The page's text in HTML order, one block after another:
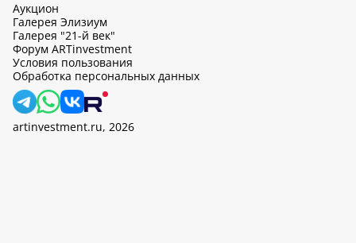
Аукцион
Галерея Элизиум
Галерея "21-й век"
Форум ARTinvestment
Условия пользования
Обработка персональных данных
artinvestment.ru, 2026